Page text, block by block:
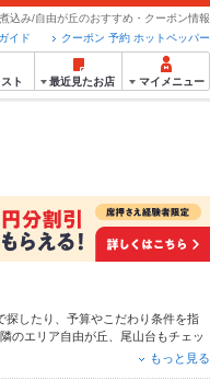
込み/自由が丘のおすすめ・クーポン情報
クーポン 予約 ホットペッパー
イド
ト 最近見たお店 マイメニュー
探したり、予算やこだわり条件を指
のエリア自由が丘 尾山台 もチェッ
や季節のおすす
もっと見る